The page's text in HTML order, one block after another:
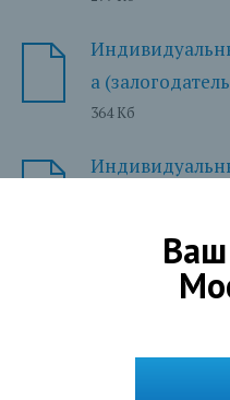
а
364 Кб